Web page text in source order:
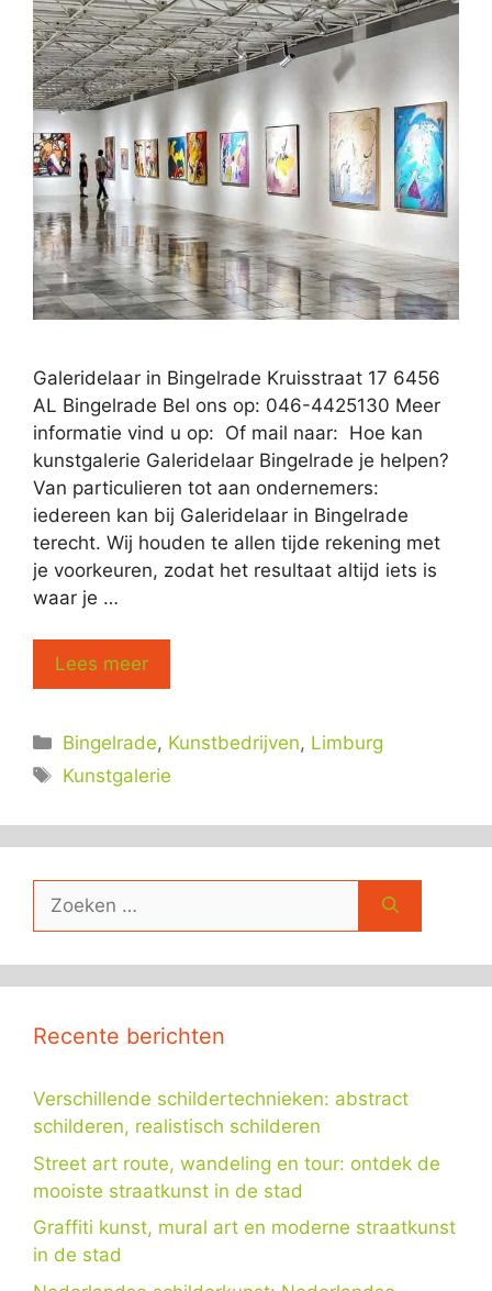
Galeridelaar in Bingelrade Kruisstraat 17 6456
AL Bingelrade Bel ons op: 046-4425130 Meer
informatie vind u op: Of mail naar: Hoe kan
kunstgalerie Galeridelaar Bingelrade je helpen?
Van particulieren tot aan ondernemers:
iedereen kan bij Galeridelaar in Bingelrade
terecht. Wij houden te allen tijde rekening met
je voorkeuren, zodat het resultaat altijd iets is
waar je …
Lees meer
Categorieën
Bingelrade, Kunstbedrijven, Limburg
Tags
Kunstgalerie
Zoek
Recente berichten
Verschillende schildertechnieken: abstract
schilderen, realistisch schilderen
Street art route, wandeling en tour: ontdek de
mooiste straatkunst in de stad
Graffiti kunst, mural art en moderne straatkunst
in de stad